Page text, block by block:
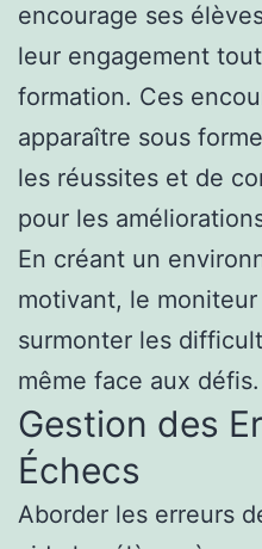
encourage ses
leur engagement
formation. Ces
apparaître sous
les réussites et de
pour les
En créant un
motivant, le
surmonter les
même face aux défis.
Gestion des
Échecs
Aborder les erreurs